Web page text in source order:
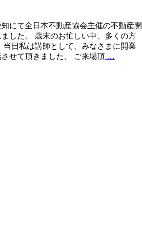
にて全日本不動産協会主催の不動産開
した。 歳末のお忙しい中、多くの方
当日私は講師として、みなさまに開業
せて頂きました。 ご来場頂 …